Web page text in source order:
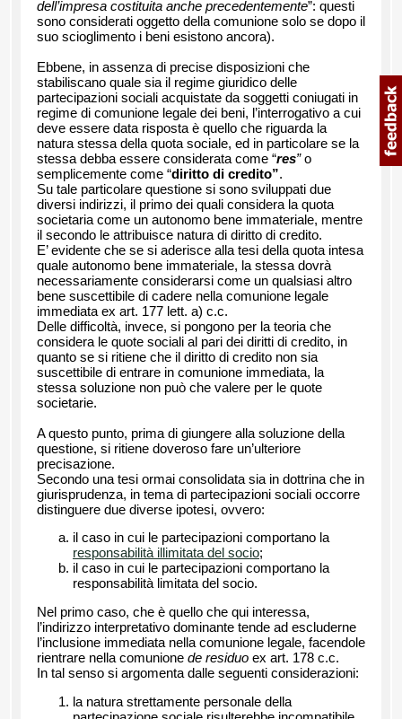
dell’impresa costituita anche precedentemente”: questi
sono considerati oggetto della comunione solo se dopo il
suo scioglimento i beni esistono ancora).
Ebbene, in assenza di precise disposizioni che
stabiliscano quale sia il regime giuridico delle
partecipazioni sociali acquistate da soggetti coniugati in
regime di comunione legale dei beni, l’interrogativo a cui
deve essere data risposta è quello che riguarda la
natura stessa della quota sociale, ed in particolare se la
stessa debba essere considerata come “res”o
semplicemente come “diritto di credito”.
Su tale particolare questione si sono sviluppati due
diversi indirizzi, il primo dei quali considera la quota
societaria come un autonomo bene immateriale, mentre
il secondo le attribuisce natura di diritto di credito.
E’ evidente che se si aderisce alla tesi della quota intesa
quale autonomo bene immateriale, la stessa dovrà
necessariamente considerarsi come un qualsiasi altro
bene suscettibile di cadere nella comunione legale
immediata ex art. 177 lett. a) c.c.
Delle difficoltà, invece, si pongono per la teoria che
considera le quote sociali al pari dei diritti di credito, in
quanto se si ritiene che il diritto di credito non sia
suscettibile di entrare in comunione immediata, la
stessa soluzione non può che valere per le quote
societarie.
A questo punto, prima di giungere alla soluzione della
questione, si ritiene doveroso fare un’ulteriore
precisazione.
Secondo una tesi ormai consolidata sia in dottrina che in
giurisprudenza, in tema di partecipazioni sociali occorre
distinguere due diverse ipotesi, ovvero:
il caso in cui le partecipazioni comportano la
responsabilità illimitata del socio;
il caso in cui le partecipazioni comportano la
responsabilità limitata del socio.
Nel primo caso, che è quello che qui interessa,
l’indirizzo interpretativo dominante tende ad escluderne
l’inclusione immediata nella comunione legale, facendole
rientrare nella comunione de residuo ex art. 178 c.c.
In tal senso si argomenta dalle seguenti considerazioni:
la natura strettamente personale della